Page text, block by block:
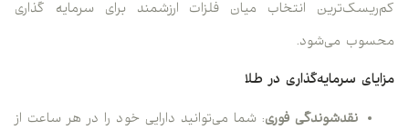
کم‌ریسک‌ترین انتخاب میان فلزات ارزشمند برای سرمایه گذاری
محسوب می‌شود.
مزایای سرمایه‌گذاری در طلا
نقدشوندگی فوری: شما می‌توانید دارایی خود را در هر ساعت از